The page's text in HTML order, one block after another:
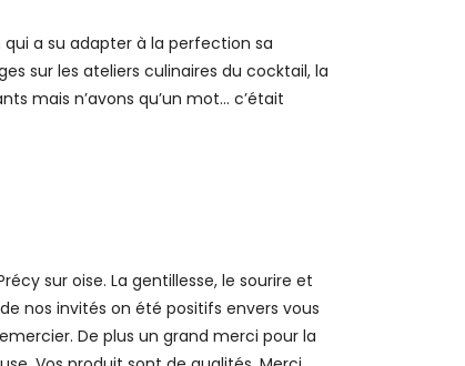
a su adapter à la perfection sa
sur les ateliers culinaires du cocktail, la
mais n’avons qu’un mot… c’était
sur oise. La gentillesse, le sourire et
nos invités on été positifs envers vous
De plus un grand merci pour la